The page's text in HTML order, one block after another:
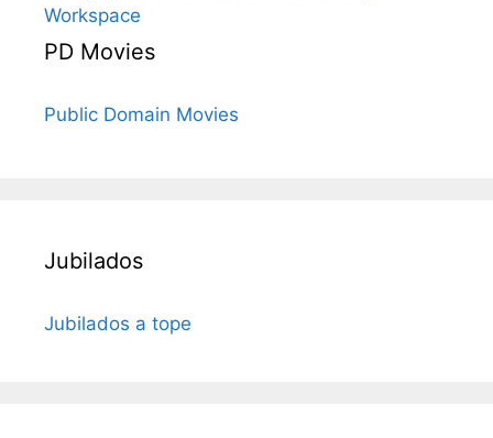
Workspace
PD Movies
Public Domain Movies
Jubilados
Jubilados a tope